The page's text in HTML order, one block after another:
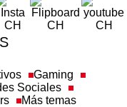
Gaming
Sociales
Más temas